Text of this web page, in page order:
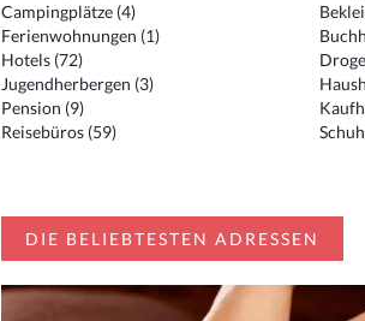
Campingplätze (4)
Ferienwohnungen (1)
Hotels (72)
Jugendherbergen (3)
Pension (9)
Reisebüros (59)
DIE BELIEBTESTEN ADRESSEN